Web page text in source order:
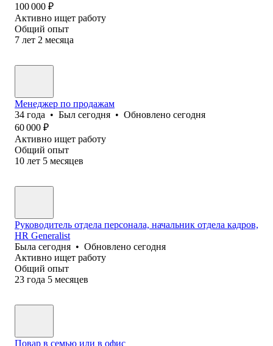
100 000 ₽
Активно ищет работу
Общий опыт
7 лет 2 месяца
Менеджер по продажам
34 года • Был сегодня • Обновлено сегодня
60 000 ₽
Активно ищет работу
Общий опыт
10 лет 5 месяцев
Руководитель отдела персонала, начальник отдела кадров,
HR Generalist
Была сегодня • Обновлено сегодня
Активно ищет работу
Общий опыт
23 года 5 месяцев
Повар в семью или в офис